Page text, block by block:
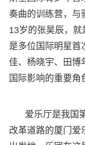
奏曲的训练营，与
13岁的张昊辰，
是多位国际明星首
佳、杨晓宇、田
国际影响的重要角
爱乐厅是我国
改革道路的厦门爱